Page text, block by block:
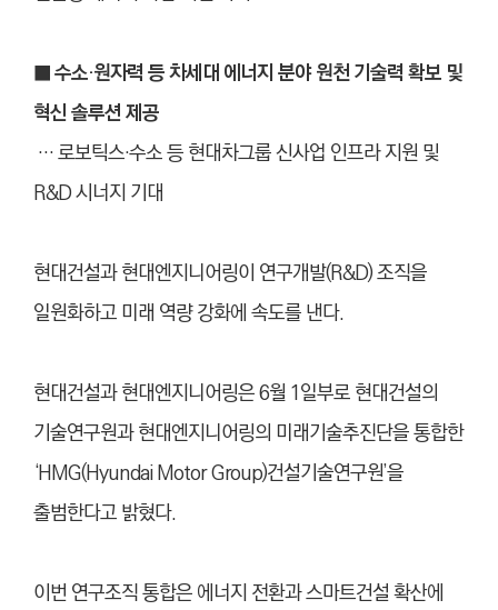
■ 수소·원자력 등 차세대 에너지 분야 원천 기술력 확보 및
혁신 솔루션 제공
… 로보틱스·수소 등 현대차그룹 신사업 인프라 지원 및
R&D 시너지 기대
현대건설과 현대엔지니어링이 연구개발(R&D) 조직을
일원화하고 미래 역량 강화에 속도를 낸다.
현대건설과 현대엔지니어링은 6월 1일부로 현대건설의
기술연구원과 현대엔지니어링의 미래기술추진단을 통합한
‘HMG(Hyundai Motor Group)건설기술연구원’을
출범한다고 밝혔다.
이번 연구조직 통합은 에너지 전환과 스마트건설 확산에